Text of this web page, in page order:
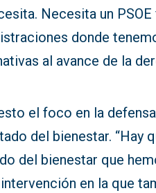
Necesita un
donde
al avance de la
el foco en la
del bienestar. “Hay
del bienestar que
en la que